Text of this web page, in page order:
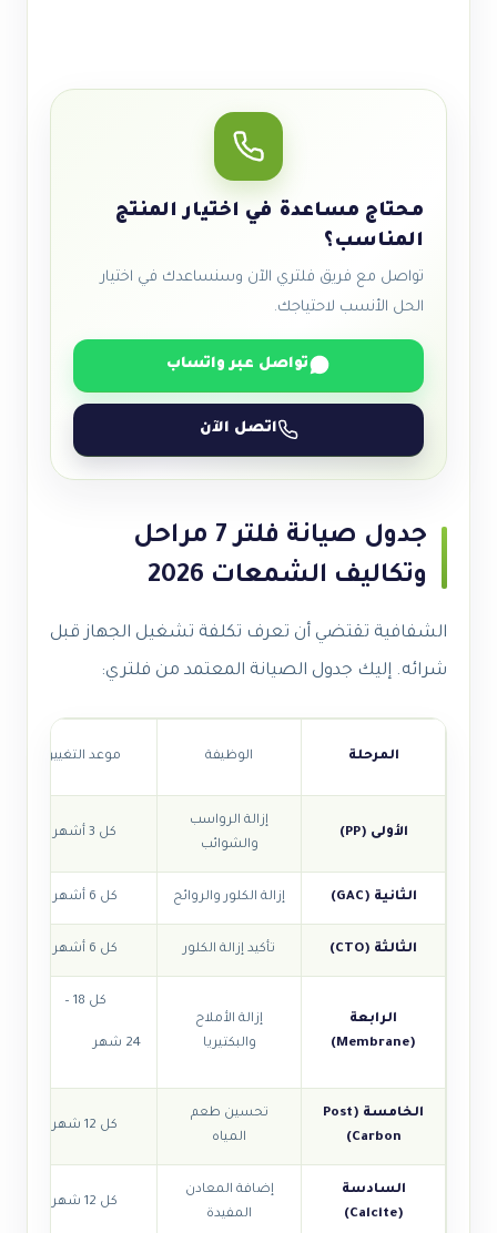
محتاج مساعدة في اختيار المنتج
المناسب؟
تواصل مع فريق فلتري الآن وسنساعدك في اختيار
الحل الأنسب لاحتياجك.
تواصل عبر واتساب
اتصل الآن
جدول صيانة فلتر 7 مراحل
وتكاليف الشمعات 2026
الشفافية تقتضي أن تعرف تكلفة تشغيل الجهاز قبل
شرائه. إليك جدول الصيانة المعتمد من فلتري:
المرحلة الوظيفة موعد التغيير
الأولى (PP)
إزالة الرواسب
والشوائب
كل 3 أشهر
الثانية (GAC) إزالة الكلور والروائح كل 6 أشهر
الثالثة (CTO) تأكيد إزالة الكلور كل 6 أشهر
الرابعة
(Membrane)
إزالة الأملاح
والبكتيريا
كل 18 –
24 شهر
الخامسة (Post
Carbon)
تحسين طعم
المياه
كل 12 شهر
السادسة
(Calcite)
إضافة المعادن
المفيدة
كل 12 شهر